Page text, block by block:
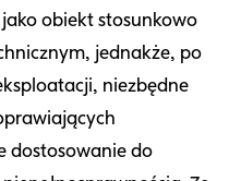
jako obiekt stosunkowo
jednakże, po
niezbędne
dostosowanie do